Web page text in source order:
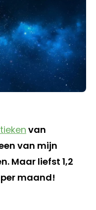
van
van mijn
Maar liefst 1,2
maand!